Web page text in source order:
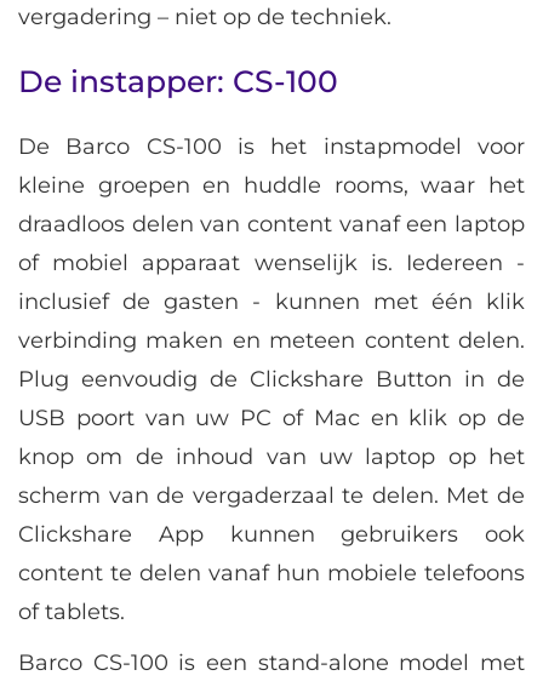
vergadering – niet op de techniek.
De instapper: CS-100
De Barco CS-100 is het instapmodel voor
kleine groepen en huddle rooms, waar het
draadloos delen van content vanaf een laptop
of mobiel apparaat wenselijk is. Iedereen -
inclusief de gasten - kunnen met één klik
verbinding maken en meteen content delen.
Plug eenvoudig de Clickshare Button in de
USB poort van uw PC of Mac en klik op de
knop om de inhoud van uw laptop op het
scherm van de vergaderzaal te delen. Met de
Clickshare App kunnen gebruikers ook
content te delen vanaf hun mobiele telefoons
of tablets.
Barco CS-100 is een stand-alone model met